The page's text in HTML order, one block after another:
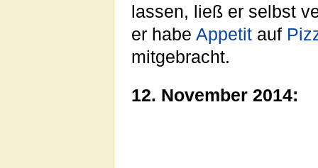
lassen, ließ er selbst
er habe Appetit auf
mitgebracht.
12. November 2014: